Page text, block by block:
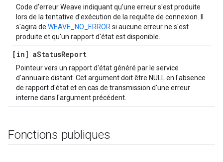
Code d'erreur Weave indiquant qu'une erreur s'est produite
lors de la tentative d'exécution de la requête de connexion. Il
s'agira de WEAVE_NO_ERROR si aucune erreur ne s'est
produite et qu'un rapport d'état est disponible.
[in] aStatusReport
Pointeur vers un rapport d'état généré par le service
d'annuaire distant. Cet argument doit être NULL en l'absence
de rapport d'état et en cas de transmission d'une erreur
interne dans l'argument précédent.
Fonctions publiques